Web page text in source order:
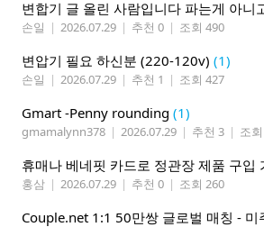
손일 | 2026.07.29 | 추천 0 | 조회 490
변압기 필요 하신분 (220-120v) (1)
손일 | 2026.07.29 | 추천 1 | 조회 427
Gmart -Penny rounding (1)
gmamalynn378 | 2026.07.29 | 추천 3 | 조
휴매나 베네핏 카드로 정관장 제품 구입
홍삼 | 2026.07.29 | 추천 0 | 조회 260